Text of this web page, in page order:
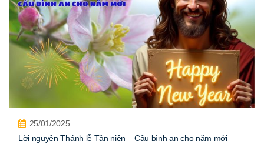
25/01/2025
Lời nguyện Thánh lễ Tân niên – Cầu bình an cho năm mới